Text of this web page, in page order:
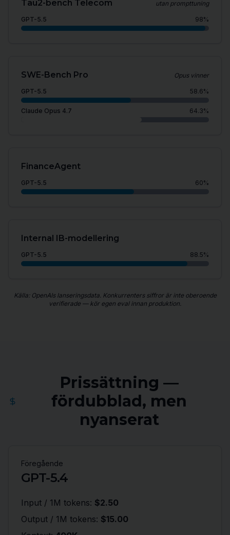
Tau2-bench Telecom utan prompttuning
GPT-5.5 98%
SWE-Bench Pro Opus vinner
GPT-5.5 58.6%
Claude Opus 4.7 64.3%
FinanceAgent
GPT-5.5 60%
Internal IB-modellering
GPT-5.5 88.5%
Källa: OpenAIs lanseringsdata. Konkurrenters siffror är inte oberoende
verifierade — kör egen eval innan produktion.
Prissättning —
fördubblad, men
nyanserat
Föregående
GPT-5.4
Input / 1M tokens: $2.50
Output / 1M tokens: $15.00